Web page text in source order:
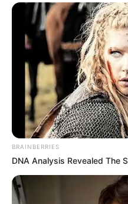
BRAINBERRIES
DNA Analysis Revealed The